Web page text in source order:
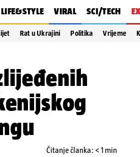
LIFE&STYLE VIRAL SCI/TECH
Rat u Ukrajini Politika Vrijeme
Čitanje članka: < 1 min